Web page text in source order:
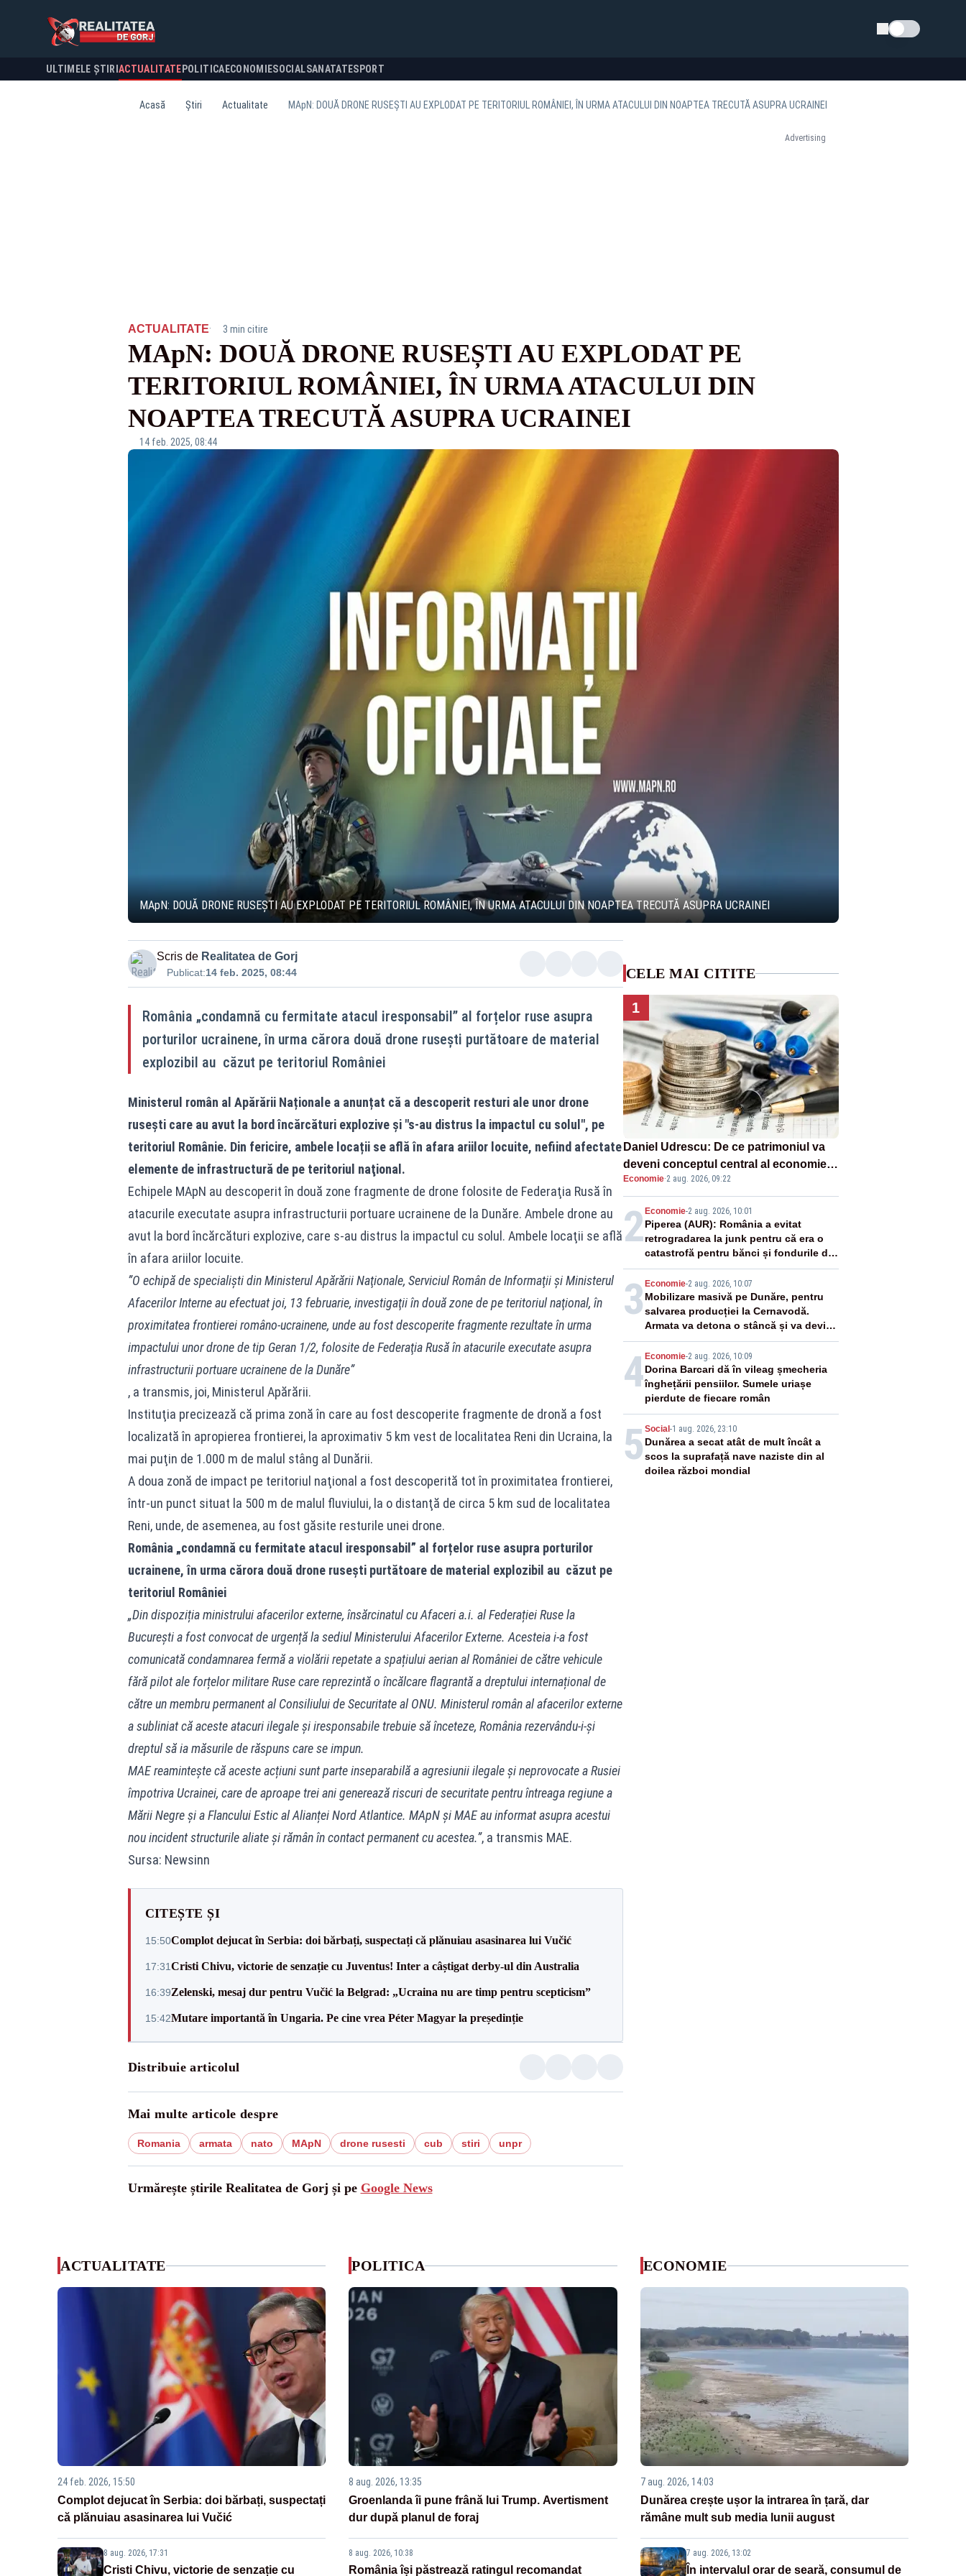
Schimba tema
ULTIMELE ȘTIRI ACTUALITATE POLITICA ECONOMIESOCIALSANATATESPORT
Acasă Știri Actualitate MApN: DOUĂ DRONE RUSEȘTI AU EXPLODAT PE TERITORIUL ROMÂNIEI, ÎN URMA ATACULUI DIN NOAPTEA TRECUTĂ ASUPRA UCRAINEI
Advertising
ACTUALITATE· 3 min citire
MApN: DOUĂ DRONE RUSEȘTI AU EXPLODAT PE
TERITORIUL ROMÂNIEI, ÎN URMA ATACULUI DIN
NOAPTEA TRECUTĂ ASUPRA UCRAINEI
14 feb. 2025, 08:44
MApN: DOUĂ DRONE RUSEȘTI AU EXPLODAT PE TERITORIUL ROMÂNIEI, ÎN URMA ATACULUI DIN NOAPTEA TRECUTĂ ASUPRA UCRAINEI
Scris de Realitatea de Gorj
Publicat:14 feb. 2025, 08:44
România „condamnă cu fermitate atacul iresponsabil” al forțelor ruse asupra
porturilor ucrainene, în urma cărora două drone rusești purtătoare de material
explozibil au căzut pe teritoriul României
Ministerul român al Apărării Naționale a anunțat că a descoperit resturi ale unor drone
rusești care au avut la bord încărcături explozive și "s-au distrus la impactul cu solul", pe
teritoriul Românie. Din fericire, ambele locații se află în afara ariilor locuite, nefiind afectate
elemente de infrastructură de pe teritoriul naţional.
Echipele MApN au descoperit în două zone fragmente de drone folosite de Federaţia Rusă în
atacurile executate asupra infrastructurii portuare ucrainene de la Dunăre. Ambele drone au
avut la bord încărcături explozive, care s-au distrus la impactul cu solul. Ambele locaţii se află
în afara ariilor locuite.
”O echipă de specialişti din Ministerul Apărării Naţionale, Serviciul Român de Informaţii şi Ministerul
Afacerilor Interne au efectuat joi, 13 februarie, investigaţii în două zone de pe teritoriul naţional, în
proximitatea frontierei româno-ucrainene, unde au fost descoperite fragmente rezultate în urma
impactului unor drone de tip Geran 1/2, folosite de Federaţia Rusă în atacurile executate asupra
infrastructurii portuare ucrainene de la Dunăre”
, a transmis, joi, Ministerul Apărării.
Instituţia precizează că prima zonă în care au fost descoperite fragmente de dronă a fost
localizată în apropierea frontierei, la aproximativ 5 km vest de localitatea Reni din Ucraina, la
mai puţin de 1.000 m de malul stâng al Dunării.
A doua zonă de impact pe teritoriul naţional a fost descoperită tot în proximitatea frontierei,
într-un punct situat la 500 m de malul fluviului, la o distanţă de circa 5 km sud de localitatea
Reni, unde, de asemenea, au fost găsite resturile unei drone.
România „condamnă cu fermitate atacul iresponsabil” al forțelor ruse asupra porturilor
ucrainene, în urma cărora două drone rusești purtătoare de material explozibil au căzut pe
teritoriul României
„Din dispoziția ministrului afacerilor externe, însărcinatul cu Afaceri a.i. al Federației Ruse la
București a fost convocat de urgență la sediul Ministerului Afacerilor Externe. Acesteia i-a fost
comunicată condamnarea fermă a violării repetate a spațiului aerian al României de către vehicule
fără pilot ale forțelor militare Ruse care reprezintă o încălcare flagrantă a dreptului internațional de
către un membru permanent al Consiliului de Securitate al ONU. Ministerul român al afacerilor externe
a subliniat că aceste atacuri ilegale și iresponsabile trebuie să înceteze, România rezervându-i-și
dreptul să ia măsurile de răspuns care se impun.
MAE reamintește că aceste acțiuni sunt parte inseparabilă a agresiunii ilegale și neprovocate a Rusiei
împotriva Ucrainei, care de aproape trei ani generează riscuri de securitate pentru întreaga regiune a
Mării Negre și a Flancului Estic al Alianței Nord Atlantice. MApN și MAE au informat asupra acestui
nou incident structurile aliate și rămân în contact permanent cu acestea.”, a transmis MAE.
Sursa: Newsinn
CITEȘTE ȘI
15:50Complot dejucat în Serbia: doi bărbați, suspectați că plănuiau asasinarea lui Vučić
17:31Cristi Chivu, victorie de senzație cu Juventus! Inter a câștigat derby-ul din Australia
16:39Zelenski, mesaj dur pentru Vučić la Belgrad: „Ucraina nu are timp pentru scepticism”
15:42Mutare importantă în Ungaria. Pe cine vrea Péter Magyar la președinție
Distribuie articolul
Mai multe articole despre
Romania armata nato MApN drone rusesti cub stiri unpr
Urmărește știrile Realitatea de Gorj și pe Google News
CELE MAI CITITE
1
Daniel Udrescu: De ce patrimoniul va
deveni conceptul central al economiei
viitoare?
Economie·2 aug. 2026, 09:22
2 Economie-2 aug. 2026, 10:01
Piperea (AUR): România a evitat
retrogradarea la junk pentru că era o
catastrofă pentru bănci și fondurile de
pensii
3 Economie-2 aug. 2026, 10:07
Mobilizare masivă pe Dunăre, pentru
salvarea producției la Cernavodă.
Armata va detona o stâncă și va devia
apa fluviului - IMAGINI AERIENE
4 Economie-2 aug. 2026, 10:09
Dorina Barcari dă în vileag șmecheria
înghețării pensiilor. Sumele uriașe
pierdute de fiecare român
5 Social -1 aug. 2026, 23:10
Dunărea a secat atât de mult încât a
scos la suprafață nave naziste din al
doilea război mondial
ACTUALITATE
24 feb. 2026, 15:50
Complot dejucat în Serbia: doi bărbați, suspectați
că plănuiau asasinarea lui Vučić
8 aug. 2026, 17:31
Cristi Chivu, victorie de senzație cu
POLITICA
8 aug. 2026, 13:35
Groenlanda îi pune frână lui Trump. Avertisment
dur după planul de foraj
8 aug. 2026, 10:38
România își păstrează ratingul recomandat
ECONOMIE
7 aug. 2026, 14:03
Dunărea crește ușor la intrarea în țară, dar
rămâne mult sub media lunii august
7 aug. 2026, 13:02
În intervalul orar de seară, consumul de